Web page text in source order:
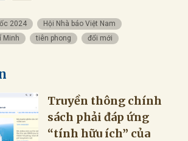
2024
Hội Nhà báo Việt Nam
Minh
tiên phong đổi mới
Truyền thông chính
sách phải đáp ứng
“tính hữu ích” của